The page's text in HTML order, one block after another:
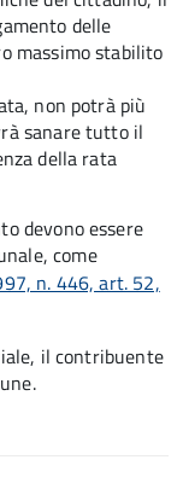
delle
massimo stabilito
non potrà più
sanare tutto il
della rata
devono essere
come
n. 446, art. 52,
il contribuente